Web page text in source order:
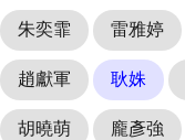
朱奕霏 雷雅婷
趙獻軍 耿姝
胡曉萌 龐彥強